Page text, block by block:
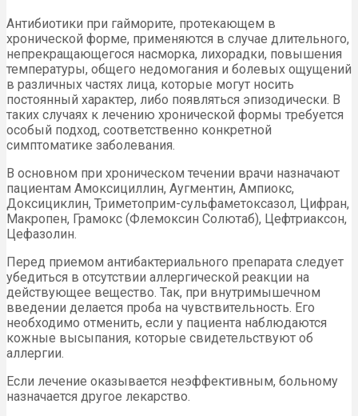
Антибиотики при гайморите, протекающем в
хронической форме, применяются в случае длительного,
непрекращающегося насморка, лихорадки, повышения
температуры, общего недомогания и болевых ощущений
в различных частях лица, которые могут носить
постоянный характер, либо появляться эпизодически. В
таких случаях к лечению хронической формы требуется
особый подход, соответственно конкретной
симптоматике заболевания.
В основном при хроническом течении врачи назначают
пациентам Амоксициллин, Аугментин, Ампиокс,
Доксициклин, Триметоприм-сульфаметоксазол, Цифран,
Макропен, Грамокс (Флемоксин Солютаб), Цефтриаксон,
Цефазолин.
Перед приемом антибактериального препарата следует
убедиться в отсутствии аллергической реакции на
действующее вещество. Так, при внутримышечном
введении делается проба на чувствительность. Его
необходимо отменить, если у пациента наблюдаются
кожные высыпания, которые свидетельствуют об
аллергии.
Если лечение оказывается неэффективным, больному
назначается другое лекарство.